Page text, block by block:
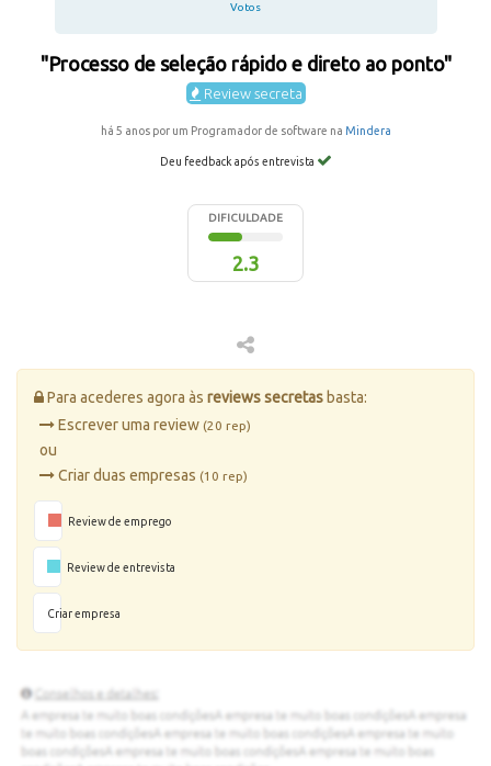
Votos
"Processo de seleção rápido e direto ao ponto"
Review secreta
há 5 anos por um Programador de software na Mindera
Deu feedback após entrevista
DIFICULDADE
2.3
Para acederes agora às reviews secretas basta:
Escrever uma review (20 rep)
ou
Criar duas empresas (10 rep)
Review de emprego
Review de entrevista
Criar empresa